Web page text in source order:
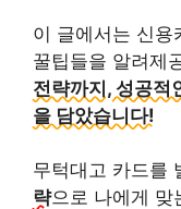
이 글에서는 신용
꿀팁들을 알려제
전략까지, 성공적
을 담았습니다!
무턱대고 카드를
략으로 나에게 맞